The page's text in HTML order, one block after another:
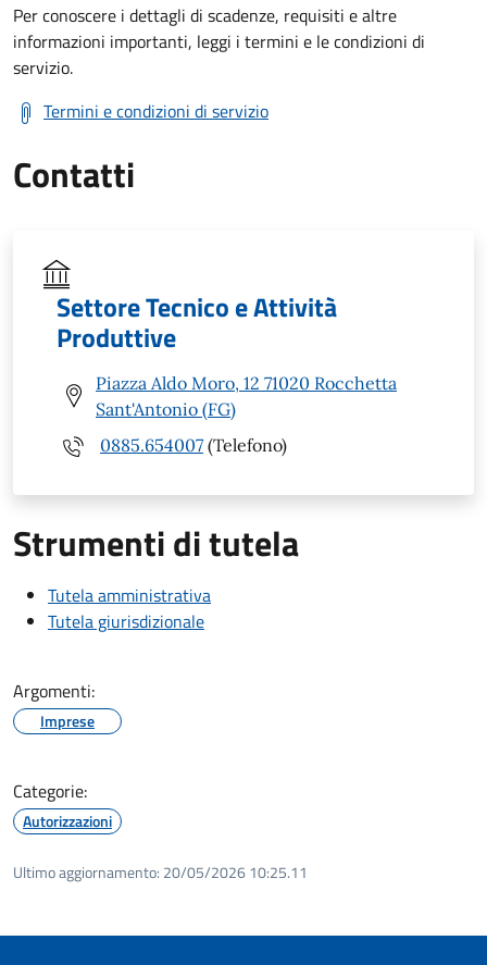
Per conoscere i dettagli di scadenze, requisiti e altre
informazioni importanti, leggi i termini e le condizioni di
servizio.
Termini e condizioni di servizio
Contatti
Settore Tecnico e Attività
Produttive
Piazza Aldo Moro, 12 71020 Rocchetta
Sant'Antonio (FG)
0885.654007 (Telefono)
Strumenti di tutela
Tutela amministrativa
Tutela giurisdizionale
Argomenti:
Imprese
Categorie:
Autorizzazioni
Ultimo aggiornamento: 20/05/2026 10:25.11